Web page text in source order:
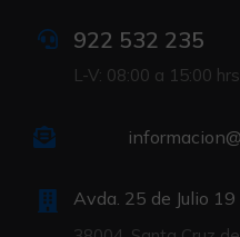
922 532 235
L-V: 08:00 a 15:00 hrs
Avda. 25 de Julio 19